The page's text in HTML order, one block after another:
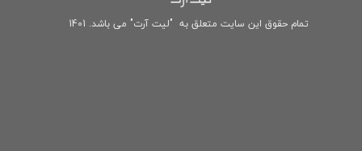
تمام حقوق این سایت متعلق به "لیت آرت" می باشد. 1401